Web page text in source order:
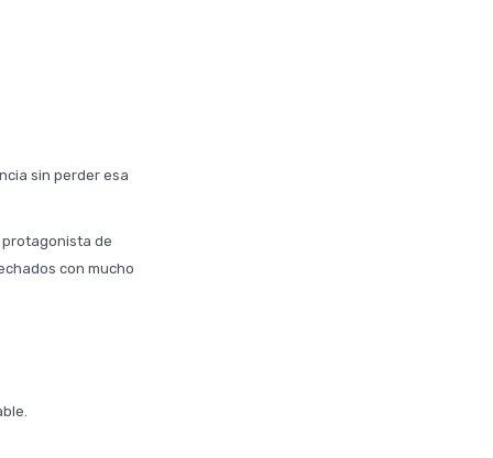
sin perder esa
protagonista de
con mucho